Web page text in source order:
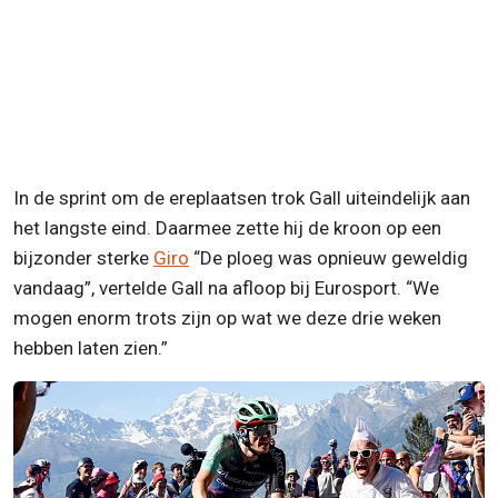
In de sprint om de ereplaatsen trok Gall uiteindelijk aan
het langste eind. Daarmee zette hij de kroon op een
bijzonder sterke Giro “De ploeg was opnieuw geweldig
vandaag”, vertelde Gall na afloop bij Eurosport. “We
mogen enorm trots zijn op wat we deze drie weken
hebben laten zien.”